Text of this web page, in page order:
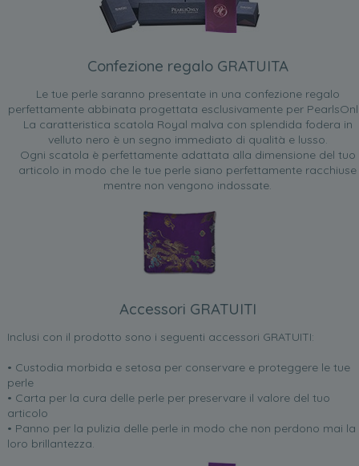
Confezione regalo GRATUITA
Le tue perle saranno presentate in una confezione regalo
perfettamente abbinata progettata esclusivamente per
La caratteristica scatola Royal malva con splendida fodera in
velluto nero è un segno immediato di qualità e lusso.
Ogni scatola è perfettamente adattata alla dimensione del tuo
articolo in modo che le tue perle siano perfettamente racchiuse
mentre non vengono indossate.
Accessori GRATUITI
Inclusi con il prodotto sono i seguenti accessori GRATUITI:
• Custodia morbida e setosa per conservare e proteggere le tue
perle
• Carta per la cura delle perle per preservare il valore del tuo
articolo
• Panno per la pulizia delle perle in modo che non perdono mai la
loro brillantezza.